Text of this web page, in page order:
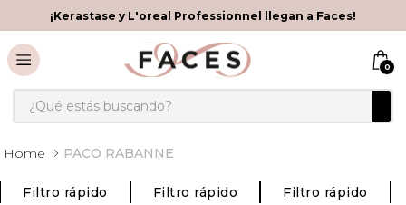
¡Kerastase y L'oreal Professionnel llegan a Faces!
0
¿Qué estás buscando?
PACO RABANNE
Filtro rápido Filtro rápido Filtro rápido